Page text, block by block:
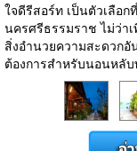
ใจดีรีสอร์ท เป็นตัวเลือ
นครศรีธรรมราช ไม่ว่า
สิ่งอำนวยความสะดวก
ต้องการสำหรับนอนหลับ